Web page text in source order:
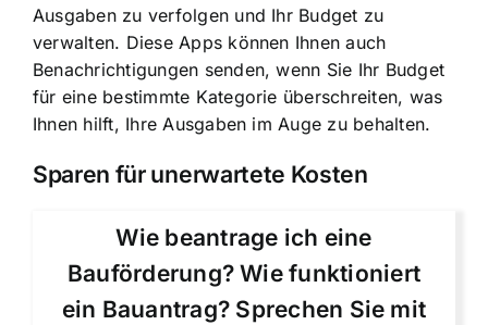
Ausgaben zu verfolgen und Ihr Budget zu
verwalten. Diese Apps können Ihnen auch
Benachrichtigungen senden, wenn Sie Ihr Budget
für eine bestimmte Kategorie überschreiten, was
Ihnen hilft, Ihre Ausgaben im Auge zu behalten.
Sparen für unerwartete Kosten
Wie beantrage ich eine
Bauförderung? Wie funktioniert
ein Bauantrag? Sprechen Sie mit